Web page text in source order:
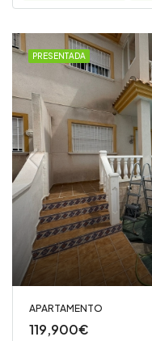
PRESENTADA
APARTAMENTO
119,900€